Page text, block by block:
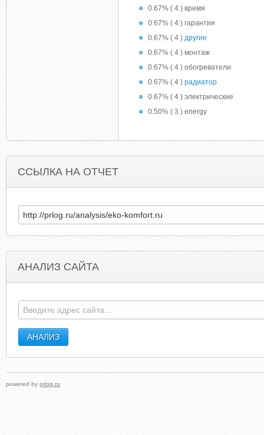
0.67% ( 4 ) время
0.67% ( 4 ) гарантия
0.67% ( 4 ) другие
0.67% ( 4 ) монтаж
0.67% ( 4 ) обогреватели
0.67% ( 4 ) радиатор
0.67% ( 4 ) электрические
0.50% ( 3 ) energy
ССЫЛКА НА ОТЧЕТ
АНАЛИЗ САЙТА
powered by prlog.ru